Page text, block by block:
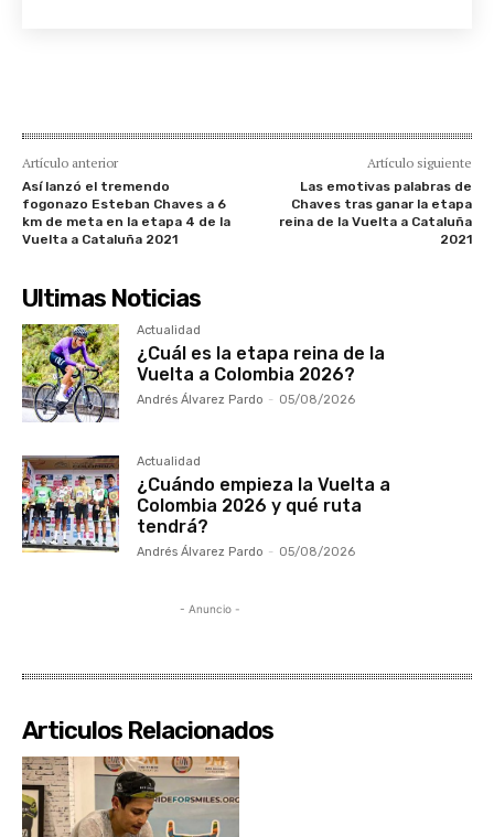
Artículo anterior
Así lanzó el tremendo
fogonazo Esteban Chaves a 6
km de meta en la etapa 4 de la
Vuelta a Cataluña 2021
Artículo siguiente
Las emotivas palabras de
Chaves tras ganar la etapa
reina de la Vuelta a Cataluña
2021
Ultimas Noticias
Actualidad
¿Cuál es la etapa reina de la
Vuelta a Colombia 2026?
Andrés Álvarez Pardo - 05/08/2026
Actualidad
¿Cuándo empieza la Vuelta a
Colombia 2026 y qué ruta
tendrá?
Andrés Álvarez Pardo - 05/08/2026
- Anuncio -
Articulos Relacionados